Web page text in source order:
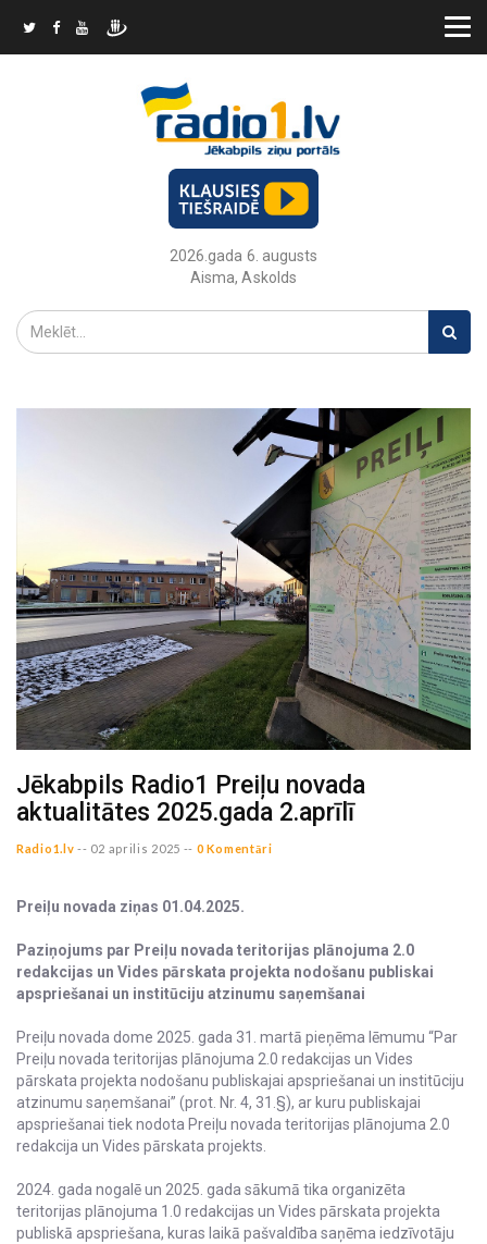
2026.gada 6. augusts
Aisma, Askolds
Jēkabpils Radio1 Preiļu novada
aktualitātes 2025.gada 2.aprīlī
Radio1.lv -- 02 aprilis 2025 -- 0 Komentāri
Preiļu novada ziņas 01.04.2025.
Paziņojums par Preiļu novada teritorijas plānojuma 2.0
redakcijas un Vides pārskata projekta nodošanu publiskai
apspriešanai un institūciju atzinumu saņemšanai
Preiļu novada dome 2025. gada 31. martā pieņēma lēmumu “Par
Preiļu novada teritorijas plānojuma 2.0 redakcijas un Vides
pārskata projekta nodošanu publiskajai apspriešanai un institūciju
atzinumu saņemšanai” (prot. Nr. 4, 31.§), ar kuru publiskajai
apspriešanai tiek nodota Preiļu novada teritorijas plānojuma 2.0
redakcija un Vides pārskata projekts.
2024. gada nogalē un 2025. gada sākumā tika organizēta
teritorijas plānojuma 1.0 redakcijas un Vides pārskata projekta
publiskā apspriešana, kuras laikā pašvaldība saņēma iedzīvotāju